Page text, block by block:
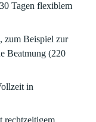
Tagen flexiblem
zum Beispiel zur
Beatmung (220
in
rechtzeitigem